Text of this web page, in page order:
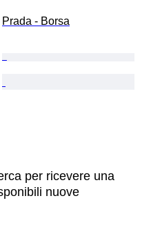
Prada - Borsa
per ricevere una
nuove